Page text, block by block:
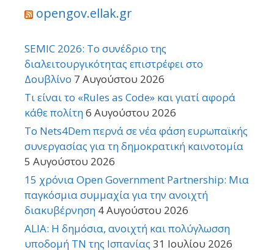
opengov.ellak.gr
SEMIC 2026: Το συνέδριο της
διαλειτουργικότητας επιστρέφει στο
Δουβλίνο 7 Αυγούστου 2026
Τι είναι το «Rules as Code» και γιατί αφορά
κάθε πολίτη6 Αυγούστου 2026
Το Nets4Dem περνά σε νέα φάση ευρωπαϊκής
συνεργασίας για τη δημοκρατική καινοτομία
5 Αυγούστου 2026
15 χρόνια Open Government Partnership: Μια
παγκόσμια συμμαχία για την ανοιχτή
διακυβέρνηση 4 Αυγούστου 2026
ALIA: Η δημόσια, ανοιχτή και πολύγλωσση
υποδομή ΤΝ της Ισπανίας 31 Ιουλίου 2026